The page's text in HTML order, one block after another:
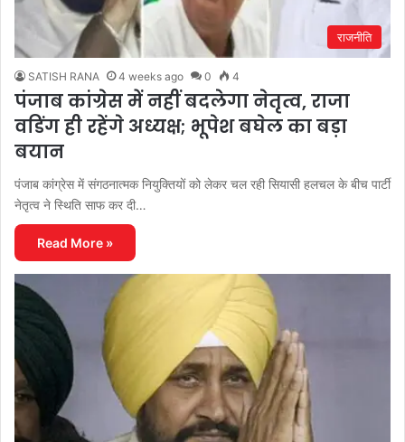
राजनीति
SATISH RANA 4 weeks ago 0 4
पंजाब कांग्रेस में नहीं बदलेगा नेतृत्व, राजा
वडिंग ही रहेंगे अध्यक्ष; भूपेश बघेल का बड़ा
बयान
पंजाब कांग्रेस में संगठनात्मक नियुक्तियों को लेकर चल रही सियासी हलचल के बीच पार्टी
नेतृत्व ने स्थिति साफ कर दी…
Read More »